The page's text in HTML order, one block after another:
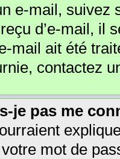
e-mail, suivez
d’e-mail, il
mail ait été
contactez
je pas me
mot de